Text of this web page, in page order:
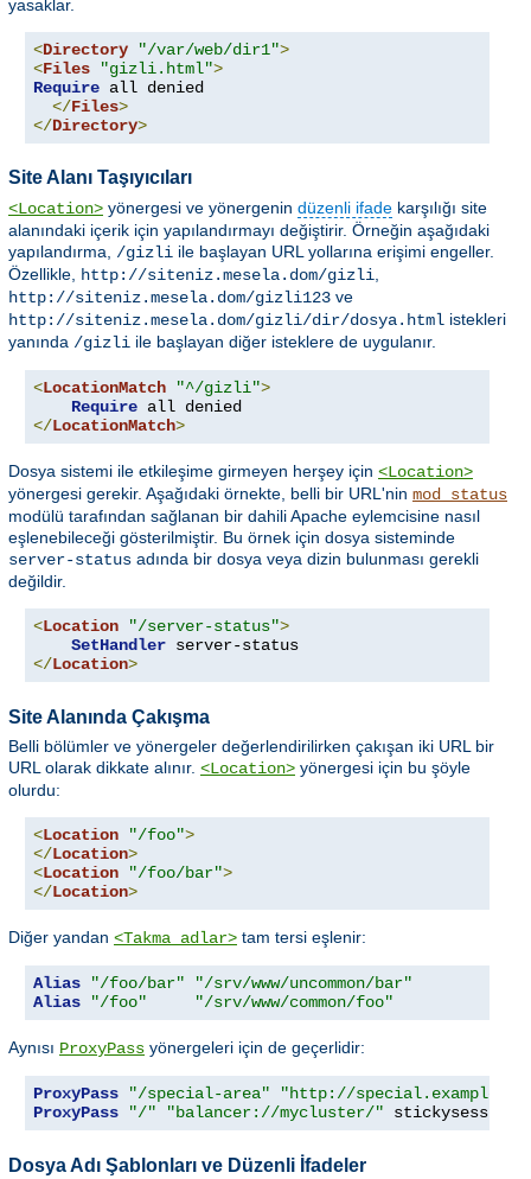
yasaklar.
<Directory "/var/web/dir1">
<Files "gizli.html">
Require all denied
</Files>
</Directory>
Site Alanı Taşıyıcıları
<Location> yönergesi ve yönergenin düzenli ifade karşılığı site
alanındaki içerik için yapılandırmayı değiştirir. Örneğin aşağıdaki
yapılandırma, /gizli ile başlayan URL yollarına erişimi engeller.
Özellikle,
http://siteniz.mesela.dom/gizli
http://siteniz.mesela.dom/gizli123 ve
http://siteniz.mesela.dom/gizli/dir/dosya.html istekleri
yanında /gizli ile başlayan diğer isteklere de uygulanır.
<LocationMatch "^/gizli">
Require
</LocationMatch>
Dosya sistemi ile etkileşime girmeyen herşey için <Location>
yönergesi gerekir. Aşağıdaki örnekte, belli bir URL'nin mod_status
modülü tarafından sağlanan bir dahili Apache eylemcisine nasıl
eşlenebileceği gösterilmiştir. Bu örnek için dosya sisteminde
server-status adında bir dosya veya dizin bulunması gerekli
değildir.
<Location "/server-status">
SetHandler
</Location>
Site Alanında Çakışma
Belli bölümler ve yönergeler değerlendirilirken çakışan iki URL bir
URL olarak dikkate alınır. <Location> yönergesi için bu şöyle
olurdu:
<Location "/foo">
</Location>
<Location "/foo/bar">
</Location>
Diğer yandan <Takma adlar> tam tersi eşlenir:
Alias "/foo/bar"
"/srv/www/uncommon/bar"
Alias
"/foo" "/srv/www/common/foo"
Aynısı ProxyPass yönergeleri için de geçerlidir:
ProxyPass "/special-area"
"http://
ProxyPass
"/" "balancer://mycluster/" stickysession
Dosya Adı Şablonları ve Düzenli İfadeler